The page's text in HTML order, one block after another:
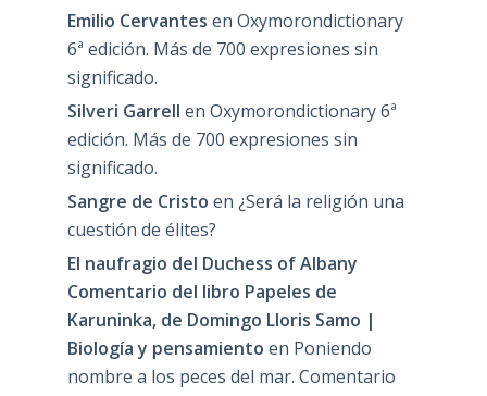
Emilio Cervantes en Oxymorondictionary
6ª edición. Más de 700 expresiones sin
significado.
Silveri Garrell en Oxymorondictionary 6ª
edición. Más de 700 expresiones sin
significado.
Sangre de Cristo en ¿Será la religión una
cuestión de élites?
El naufragio del Duchess of Albany
Comentario del libro Papeles de
Karuninka, de Domingo Lloris Samo |
Biología y pensamiento en Poniendo
nombre a los peces del mar. Comentario